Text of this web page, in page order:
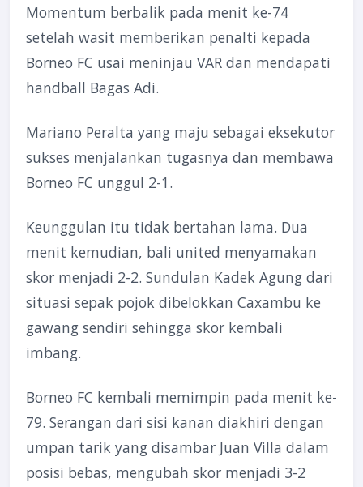
Momentum berbalik pada menit ke-74
setelah wasit memberikan penalti kepada
Borneo FC usai meninjau VAR dan mendapati
handball Bagas Adi.
Mariano Peralta yang maju sebagai eksekutor
sukses menjalankan tugasnya dan membawa
Borneo FC unggul 2-1.
Keunggulan itu tidak bertahan lama. Dua
menit kemudian, bali united menyamakan
skor menjadi 2-2. Sundulan Kadek Agung dari
situasi sepak pojok dibelokkan Caxambu ke
gawang sendiri sehingga skor kembali
imbang.
Borneo FC kembali memimpin pada menit ke-
79. Serangan dari sisi kanan diakhiri dengan
umpan tarik yang disambar Juan Villa dalam
posisi bebas, mengubah skor menjadi 3-2